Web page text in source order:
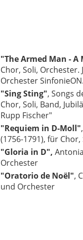
"The Armed Man - A
Chor, Soli,
Orchester SinfonieON.
"Sing Sting", Songs
Chor, Soli, Band,
Rupp Fischer"
"Requiem in D-Moll"
(1756-1791), für
"Gloria in D",
Orchester
"Oratorio de Noël",
und Orchester